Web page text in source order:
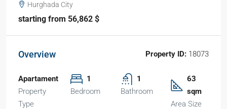
Hurghada City
starting from 56,862 $
Overview Property ID: 18073
Apartament
Property
Type
1
Bedroom
1
Bathroom
63
sqm
Area Size